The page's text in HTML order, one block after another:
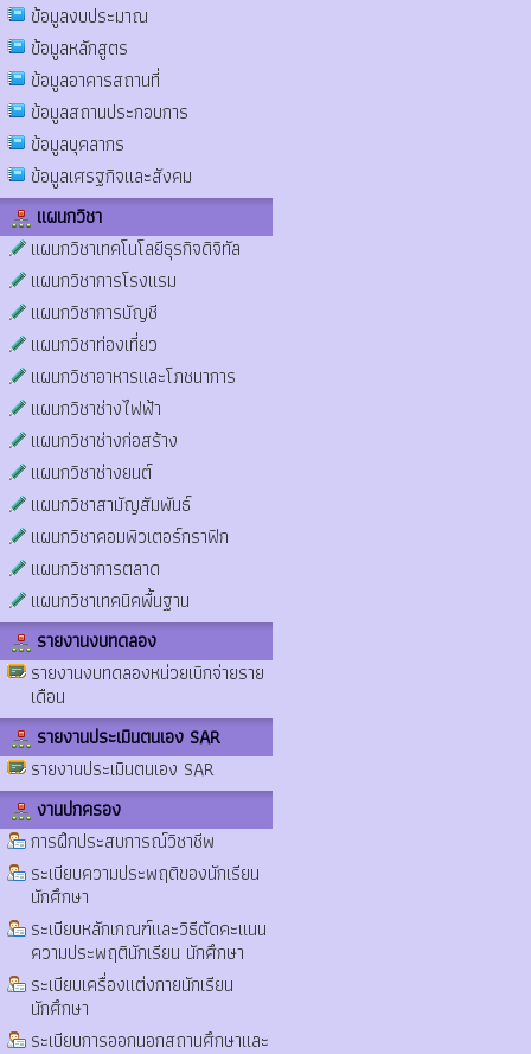
ข้อมูลงบประมาณ
ข้อมูลหลักสูตร
ข้อมูลอาคารสถานที่
ข้อมูลสถานประกอบการ
ข้อมูลบุคลากร
ข้อมูลเศรฐกิจและสังคม
แผนกวิชา
แผนกวิชาเทคโนโลยีธุรกิจดิจิทัล
แผนกวิชาการโรงแรม
แผนกวิชาการบัญชี
แผนกวิชาท่องเที่ยว
แผนกวิชาอาหารและโภชนาการ
แผนกวิชาช่างไฟฟ้า
แผนกวิชาช่างก่อสร้าง
แผนกวิชาช่างยนต์
แผนกวิชาสามัญสัมพันธ์
แผนกวิชาคอมพิวเตอร์กราฟิก
แผนกวิชาการตลาด
แผนกวิชาเทคนิคพื้นฐาน
รายงานงบทดลอง
รายงานงบทดลองหน่วยเบิกจ่ายราย
เดือน
รายงานประเมินตนเอง SAR
รายงานประเมินตนเอง SAR
งานปกครอง
การฝึกประสบการณ์วิชาชีพ
ระเบียบความประพฤติของนักเรียน
นักศึกษา
ระเบียบหลักเกณฑ์และวิธีตัดคะแนน
ความประพฤตินักเรียน นักศึกษา
ระเบียบเครื่องแต่งกายนักเรียน
นักศึกษา
ระเบียบการออกนอกสถานศึกษาและ